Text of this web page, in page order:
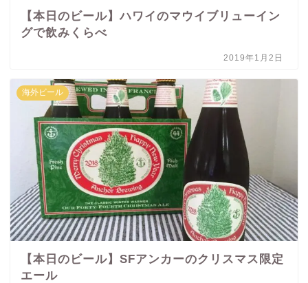
【本日のビール】ハワイのマウイブリューイン
グで飲みくらべ
2019年1月2日
海外ビール
【本日のビール】SFアンカーのクリスマス限定
エール